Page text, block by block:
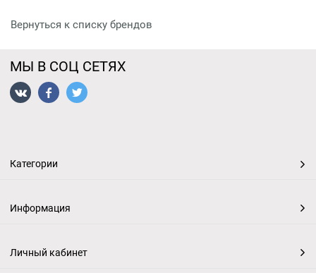
Вернуться к списку брендов
МЫ В СОЦ СЕТЯХ
Категории
Информация
Личный кабинет